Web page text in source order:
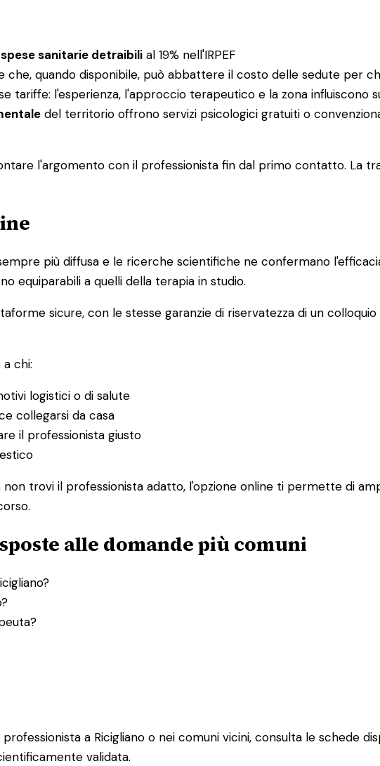
spese sanitarie detraibili al 19% nell'IRPEF
quando disponibile, può abbattere il costo delle sedute per
tariffe: l'esperienza, l'approccio terapeutico e la zona influiscono
del territorio offrono servizi psicologici gratuiti o
l'argomento con il professionista fin dal primo contatto. La
più diffusa e le ricerche scientifiche ne confermano
equiparabili a quelli della terapia in studio.
sicure, con le stesse garanzie di riservatezza di un
chi:
logistici o di salute
collegarsi da casa
il professionista giusto
trovi il professionista adatto, l'opzione online ti permette di
alle domande più comuni
a Ricigliano o nei comuni vicini, consulta le schede
validata.